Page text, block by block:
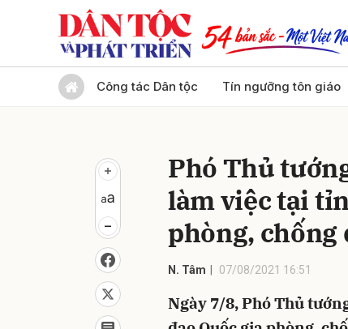
Công tác Dân tộc Tín ngưỡng tôn giáo
Phó Thủ
làm việc tại
phòng, chống
N. Tâm 07/08/2021 16:51
Ngày 7/8, Phó Thủ